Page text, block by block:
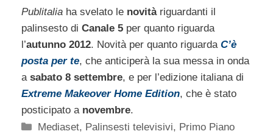
Publitalia ha svelato le novitàriguardanti il
palinsesto di Canale 5 per quanto riguarda
l’autunno 2012. Novità per quanto riguarda C’è
posta per te, che anticiperà la sua messa in onda
a sabato 8 settembre, e per l’edizione italiana di
Extreme Makeover Home Edition, che è stato
posticipato a novembre.
Categorie
Mediaset, Palinsesti televisivi, Primo Piano